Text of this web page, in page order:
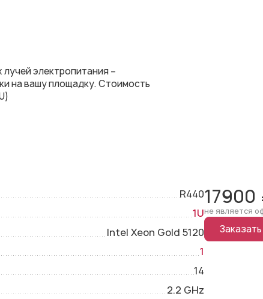
электропитания –
на вашу площадку. Стоимость
R440
1U
Intel Xeon Gold 5120
1
14
2.2 GHz
17900
не является
Заказать